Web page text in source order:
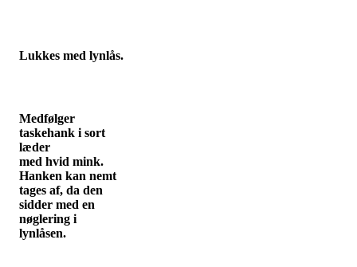
Lukkes med lynlås.
Medfølger
taskehank i sort
læder
med hvid mink.
Hanken kan nemt
tages af, da den
sidder med en
nøglering i
lynlåsen.